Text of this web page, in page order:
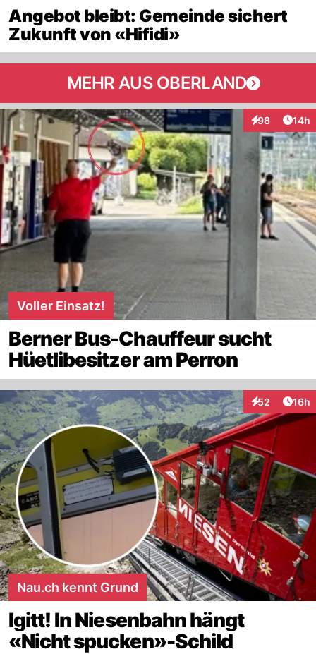
Angebot bleibt: Gemeinde sichert
Zukunft von «Hifidi»
MEHR AUS OBERLAND
98
Interaktionen
14h
Voller Einsatz!
Berner Bus-Chauffeur sucht
Hüetlibesitzer am Perron
52
Interaktionen
16h
Nau.ch kennt Grund
Igitt! In Niesenbahn hängt
«Nicht spucken»-Schild